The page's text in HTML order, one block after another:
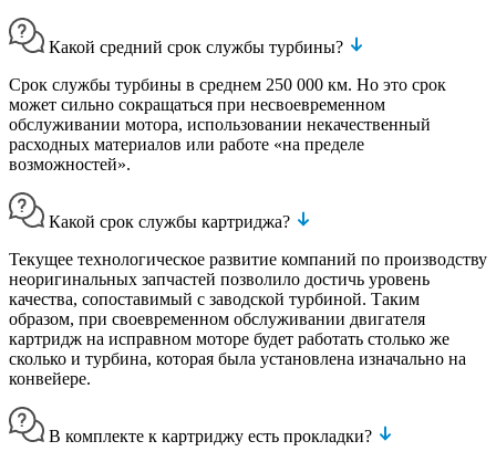
Какой средний срок службы турбины?
Срок службы турбины в среднем 250 000 км. Но это срок
может сильно сокращаться при несвоевременном
обслуживании мотора, использовании некачественный
расходных материалов или работе «на пределе
возможностей».
Какой срок службы картриджа?
Текущее технологическое развитие компаний по производству
неоригинальных запчастей позволило достичь уровень
качества, сопоставимый с заводской турбиной. Таким
образом, при своевременном обслуживании двигателя
картридж на исправном моторе будет работать столько же
сколько и турбина, которая была установлена изначально на
конвейере.
В комплекте к картриджу есть прокладки?